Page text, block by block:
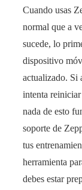
Cuando usas
normal que a
sucede, lo
dispositivo
actualizado. Si
intenta
nada de esto
soporte de
tus
herramienta
debes estar